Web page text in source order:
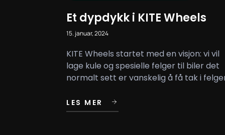
Et dypdykk i KITE Wheels
15. januar, 2024
KITE Wheels startet med en visjon: vi vil
lage kule og spesielle felger til biler det
normalt sett er vanskelig å få tak i
LES MER